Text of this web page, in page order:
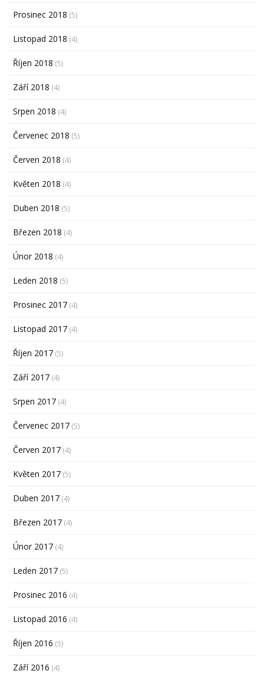
Prosinec 2018 (5)
Listopad 2018 (4)
Říjen 2018 (5)
Září 2018 (4)
Srpen 2018 (4)
Červenec 2018 (5)
Červen 2018 (4)
Květen 2018 (4)
Duben 2018 (5)
Březen 2018 (4)
Únor 2018 (4)
Leden 2018 (5)
Prosinec 2017 (4)
Listopad 2017 (4)
Říjen 2017 (5)
Září 2017 (4)
Srpen 2017 (4)
Červenec 2017 (5)
Červen 2017 (4)
Květen 2017 (5)
Duben 2017 (4)
Březen 2017 (4)
Únor 2017 (4)
Leden 2017 (5)
Prosinec 2016 (4)
Listopad 2016 (4)
Říjen 2016 (5)
Září 2016 (4)